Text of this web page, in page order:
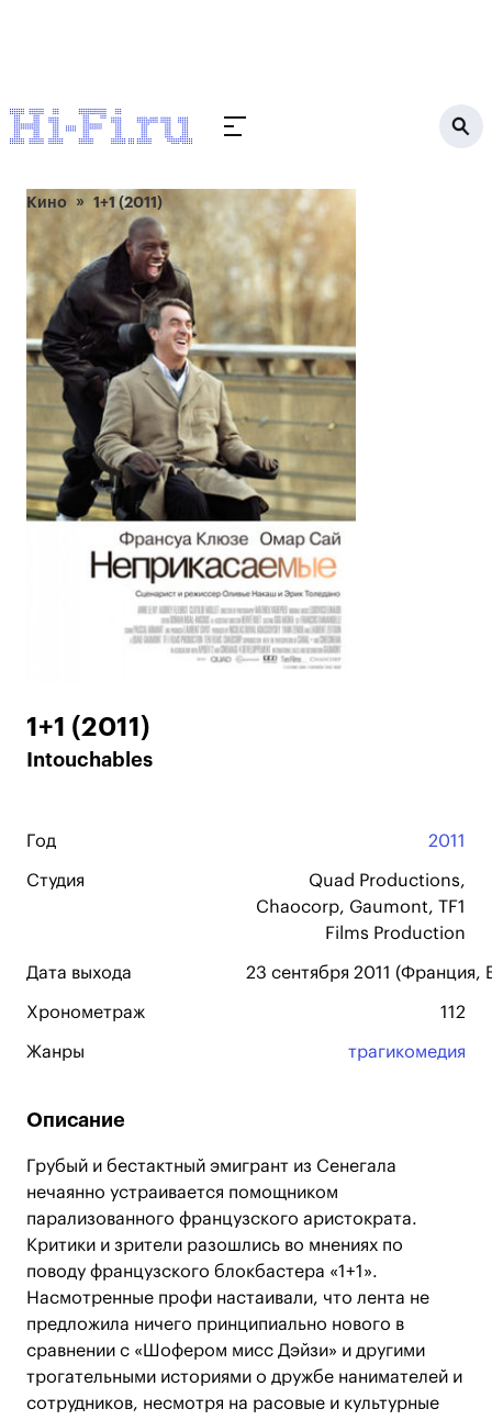
Кино 1+1 (2011)
1+1 (2011)
Intouchables
Год 2011
Студия
Quad Productions,
Chaocorp, Gaumont, TF1
Films Production
Дата выхода 23 сентября 2011 (Франция,
Хронометраж 112
Жанры трагикомедия
Описание
Грубый и бестактный эмигрант из Сенегала
нечаянно устраивается помощником
парализованного французского аристократа.
Критики и зрители разошлись во мнениях по
поводу французского блокбастера «1+1».
Насмотренные профи настаивали, что лента не
предложила ничего принципиально нового в
сравнении с «Шофером мисс Дэйзи» и другими
трогательными историями о дружбе нанимателей и
сотрудников, несмотря на расовые и культурные